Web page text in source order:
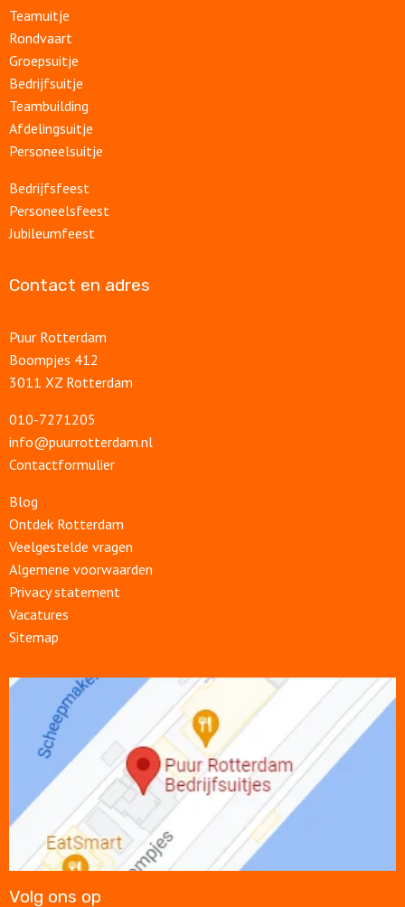
Teamuitje
Rondvaart
Groepsuitje
Bedrijfsuitje
Teambuilding
Afdelingsuitje
Personeelsuitje
Bedrijfsfeest
Personeelsfeest
Jubileumfeest
Contact en adres
Puur Rotterdam
Boompjes 412
3011 XZ Rotterdam
010-7271205
info@puurrotterdam.nl
Contactformulier
Blog
Ontdek Rotterdam
Veelgestelde vragen
Algemene voorwaarden
Privacy statement
Vacatures
Sitemap
Open
Volg ons op